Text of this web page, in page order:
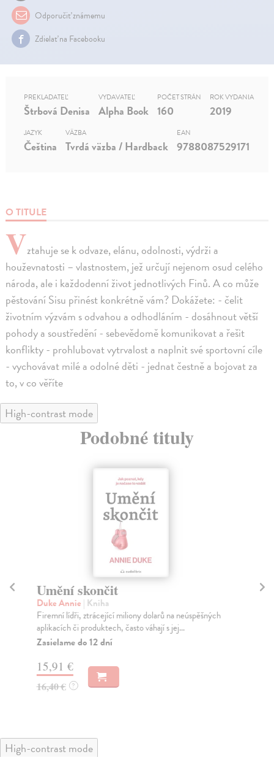
Odporučiť známemu
Zdielať na Facebooku
O TITULE
Vztahuje se k odvaze, elánu, odolnosti, výdrži a
houževnatosti – vlastnostem, jež určují nejenom osud celého
národa, ale i každodenní život jednotlivých Finů. A co může
pěstování Sisu přinést konkrétně vám? Dokážete: - čelit
životním výzvám s odvahou a odhodláním - dosáhnout větší
pohody a soustředění - sebevědomě komunikovat a řešit
konflikty - prohlubovat vytrvalost a naplnit své sportovní cíle
- vychovávat milé a odolné děti - jednat čestně a bojovat za
to, v co věříte
PREKLADATEĽ
Štrbová Denisa
VYDAVATEĽ
Alpha Book
POČET STRÁN
160
ROK VYDANIA
2019
JAZYK
Čeština
VÄZBA
Tvrdá väzba / Hardback
EAN
9788087529171
High-contrast mode
Podobné tituly
Umění skončit
Duke Annie | Kniha
Firemní lídři, ztrácející miliony dolarů na neúspěšných
aplikacích či produktech, často váhají s jej...
Zasielame do 12 dní
15,91 €
16,40 € ?
High-contrast mode